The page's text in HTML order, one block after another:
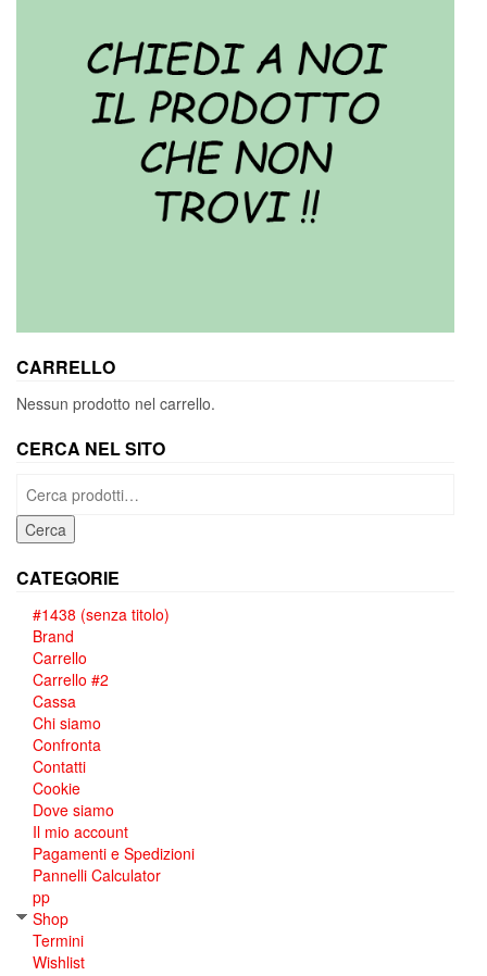
CARRELLO
Nessun prodotto nel carrello.
CERCA NEL SITO
Cerca:
Cerca
CATEGORIE
#1438 (senza titolo)
Brand
Carrello
Carrello #2
Cassa
Chi siamo
Confronta
Contatti
Cookie
Dove siamo
Il mio account
Pagamenti e Spedizioni
Pannelli Calculator
pp
Shop
Termini
Wishlist